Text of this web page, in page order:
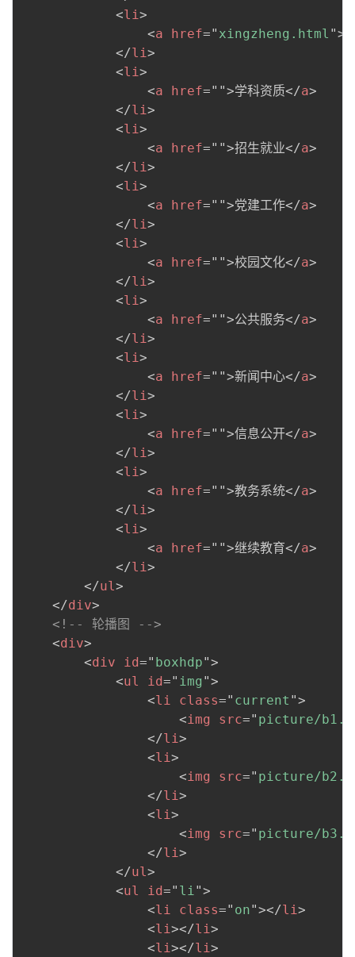
<li>
<a href=" xingzheng.html ">
</li>
<li>
<a href=" ">学科资质</a>
</li>
<li>
<a href=" ">招生就业</a>
</li>
<li>
<a href=" ">党建工作</a>
</li>
<li>
<a href=" ">校园文化</a>
</li>
<li>
<a href=" ">公共服务</a>
</li>
<li>
<a href=" ">新闻中心</a>
</li>
<li>
<a href=" ">信息公开</a>
</li>
<li>
<a href=" ">教务系统</a>
</li>
<li>
<a href=" ">继续教育</a>
</li>
</ul>
</div>
<!-- 轮播图 -->
<div>
<div id=" boxhdp">
<ul id=" img ">
<li class=" current ">
<img src=" picture/
</li>
<li>
<img src=" picture/
</li>
<li>
<img src=" picture/
</li>
</ul>
<ul id=" li">
<li class=" on"></li>
<li></li>
<li></li>